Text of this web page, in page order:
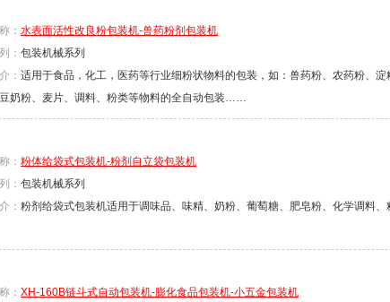
： 水表面活性改良粉包装机-兽药粉剂包装机
： 包装机械系列
： 适用于食品，化工，医药等行业细粉状物料的包装，如：兽药粉、农药粉、
奶粉、麦片、调料、粉类等物料的全自动包装……
： 粉体给袋式包装机-粉剂自立袋包装机
： 包装机械系列
： 粉剂给袋式包装机适用于调味品、味精、奶粉、葡萄糖、肥皂粉、化学调料
： XH-160B链斗式自动包装机-膨化食品包装机-小五金包装机